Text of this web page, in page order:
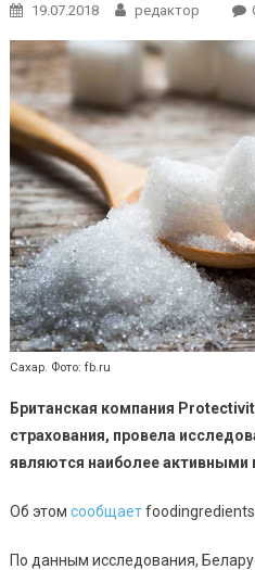
19.07.2018 редактор
Сахар. Фото: fb.ru
Британская компания
страхования, провела
являются наиболее активными
Об этом сообщает
По данным исследования,